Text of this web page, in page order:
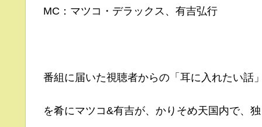
MC：マツコ・デラックス、有吉弘行
番組に届いた視聴者からの「耳に入れたい話
を肴にマツコ&有吉が、かりそめ天国内で、